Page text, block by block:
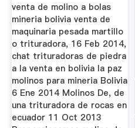
venta de molino a bolas
mineria bolivia venta de
maquinaria pesada martillo
o trituradora, 16 Feb 2014,
chat trituradoras de piedra
a la venta en bolivia la paz
molinos para mineria Bolivia
6 Ene 2014 Molinos De, de
una trituradora de rocas en
ecuador 11 Oct 2013